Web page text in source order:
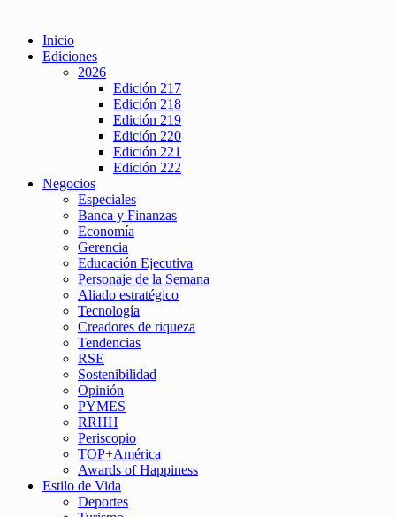
Inicio
Ediciones
2026
Edición 217
Edición 218
Edición 219
Edición 220
Edición 221
Edición 222
Negocios
Especiales
Banca y Finanzas
Economía
Gerencia
Educación Ejecutiva
Personaje de la Semana
Aliado estratégico
Tecnología
Creadores de riqueza
Tendencias
RSE
Sostenibilidad
Opinión
PYMES
RRHH
Periscopio
TOP+América
Awards of Happiness
Estilo de Vida
Deportes